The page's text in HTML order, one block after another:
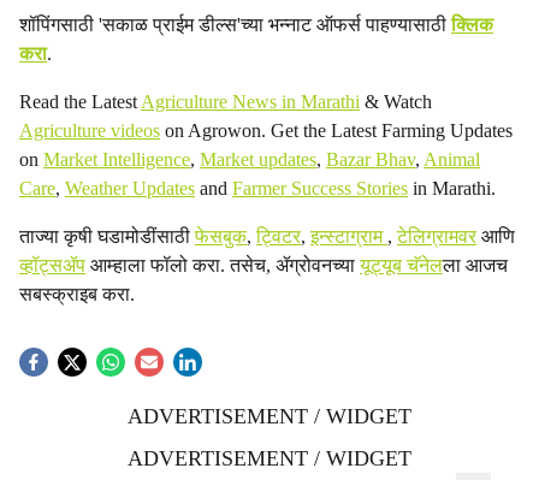
शॉपिंगसाठी 'सकाळ प्राईम डील्स'च्या भन्नाट ऑफर्स पाहण्यासाठीक्लिक
करा.
Read the Latest Agriculture News in Marathi & Watch
Agriculture videos on Agrowon. Get the Latest Farming Updates
on Market Intelligence, Market updates, Bazar Bhav, Animal
Care, Weather Updates and Farmer Success Stories in Marathi.
ताज्या कृषी घडामोडींसाठीफेसबुक,ट्विटर,इन्स्टाग्राम ,टेलिग्रामवरआणि
व्हॉट्सॲप आम्हाला फॉलो करा. तसेच, ॲग्रोवनच्यायूट्यूब चॅनेलला आजच
सबस्क्राइब करा.
ADVERTISEMENT / WIDGET
ADVERTISEMENT / WIDGET